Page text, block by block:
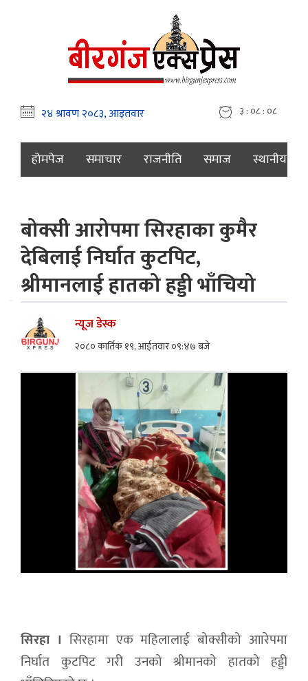
३ : ०८ : ०९
होमपेज समाचार राजनीति समाज स्थानीय
बोक्सी आरोपमा सिरहाका कुमैर
देबिलाई निर्घात कुटपिट,
श्रीमानलाई हातको हड्डी भाँचियो
न्यूज डेस्क
२०८० कार्तिक १९, आईतवार ०९:४७ बजे
सिरहा । सिरहामा एक महिलालाई बोक्सीको आारेपमा
निर्घात कुटपिट गरी उनको श्रीमानको हातको हड्डी